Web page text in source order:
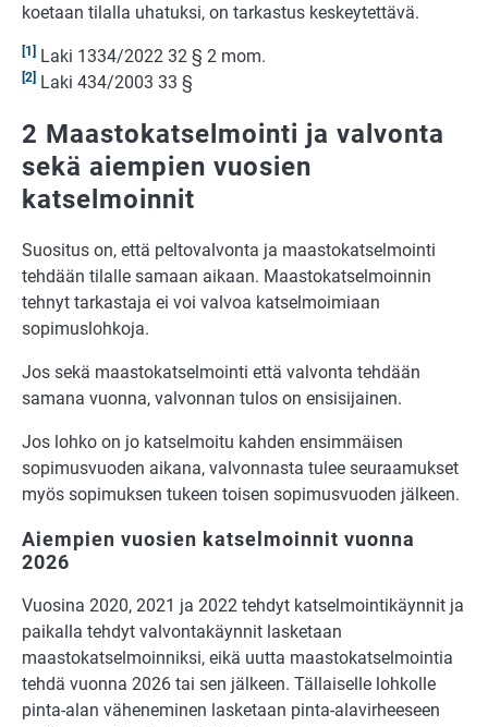
koetaan tilalla uhatuksi, on tarkastus keskeytettävä.
[1] Laki 1334/2022 32 § 2 mom.
[2] Laki 434/2003 33 §
2 Maastokatselmointi ja valvonta
sekä aiempien vuosien
katselmoinnit
Suositus on, että peltovalvonta ja maastokatselmointi
tehdään tilalle samaan aikaan. Maastokatselmoinnin
tehnyt tarkastaja ei voi valvoa katselmoimiaan
sopimuslohkoja.
Jos sekä maastokatselmointi että valvonta tehdään
samana vuonna, valvonnan tulos on ensisijainen.
Jos lohko on jo katselmoitu kahden ensimmäisen
sopimusvuoden aikana, valvonnasta tulee seuraamukset
myös sopimuksen tukeen toisen sopimusvuoden jälkeen.
Aiempien vuosien katselmoinnit vuonna
2026
Vuosina 2020, 2021 ja 2022 tehdyt katselmointikäynnit ja
paikalla tehdyt valvontakäynnit lasketaan
maastokatselmoinniksi, eikä uutta maastokatselmointia
tehdä vuonna 2026 tai sen jälkeen. Tällaiselle lohkolle
pinta-alan väheneminen lasketaan pinta-alavirheeseen